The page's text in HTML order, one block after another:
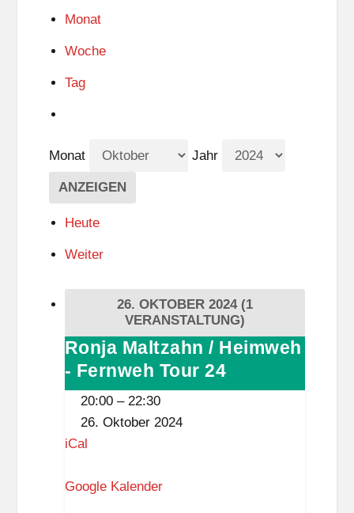
Monat
Woche
Tag
Monat Jahr
Heute
Weiter
26. OKTOBER 2024 (1
VERANSTALTUNG)
Ronja
Maltzahn
/
-
Tour
Ronja Maltzahn / Heimweh
- Fernweh Tour 24
20:00 – 22:30
26. Oktober 2024
iCal
Google Kalender